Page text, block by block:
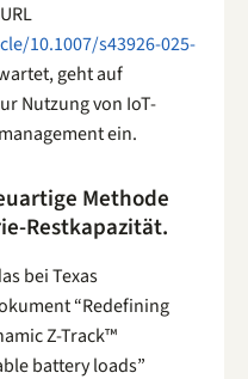
10.1007/s43926-025-
geht auf
Nutzung von IoT-
ein.
Methode
Restkapazität.
bei Texas
“Redefining
Z-Track™
battery loads”